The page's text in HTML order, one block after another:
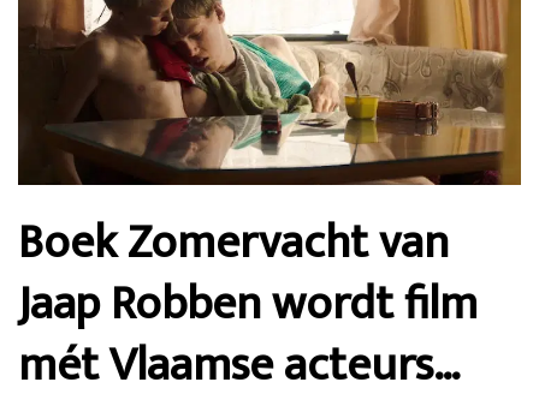
Boek Zomervacht van
Jaap Robben wordt film
mét Vlaamse acteurs…